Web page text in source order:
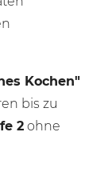
Kochen"
bis zu
2 ohne